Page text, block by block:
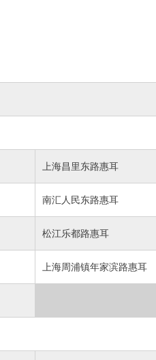
上海昌里东路惠耳
南汇人民东路惠耳
松江乐都路惠耳
上海周浦镇年家滨路惠耳